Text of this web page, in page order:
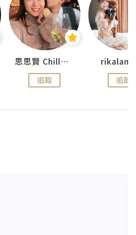
思思賢 ChillMyBabe
追蹤 追蹤